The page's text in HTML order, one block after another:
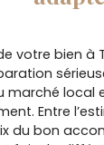
votre bien à
marché local
Entre
du bon